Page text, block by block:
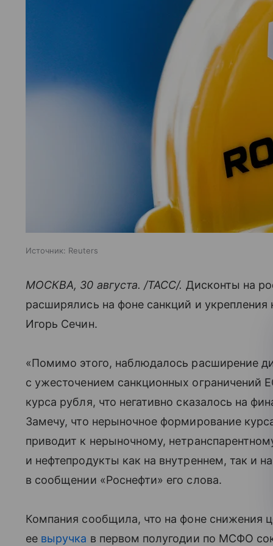
Источник: Reuters
МОСКВА, 30 августа. /ТАСС/. Дисконты на
расширялись на фоне санкций и укрепления
Игорь Сечин.
«Помимо этого, наблюдалось расширение
с ужесточением санкционных ограничений
курса рубля, что негативно сказалось на
Замечу, что нерыночное формирование
приводит к нерыночному,
и нефтепродукты как на внутреннем, так и
в сообщении «Роснефти» его слова.
Компания сообщила, что на фоне снижения
ее выручка в первом полугодии по МСФО